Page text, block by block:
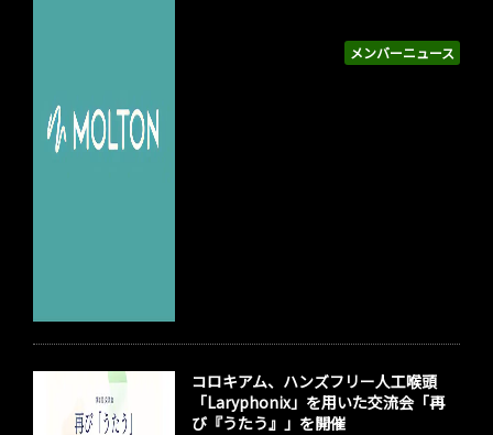
メンバーニュース
コロキアム、ハンズフリー人工喉頭
「Laryphonix」を用いた交流会「再
び『うたう』」を開催